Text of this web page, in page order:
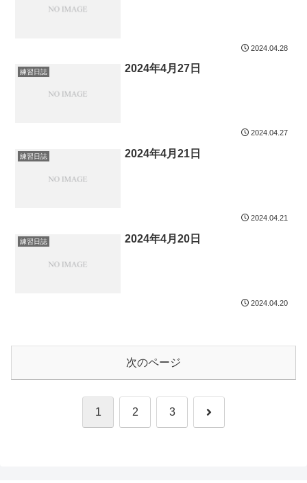
2024.04.28
練習日誌 2024年4月27日
2024.04.27
練習日誌 2024年4月21日
2024.04.21
練習日誌 2024年4月20日
2024.04.20
次のページ
1 2 3 次